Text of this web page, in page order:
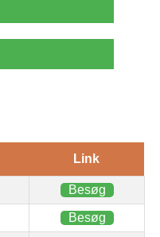
Link
Besøg
Besøg